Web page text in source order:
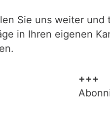
Sie uns weiter und
in Ihren eigenen
+++